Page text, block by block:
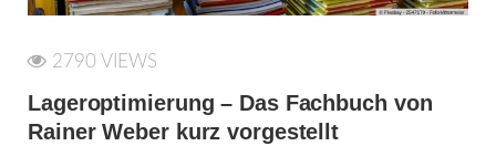
2790 VIEWS
Lageroptimierung – Das Fachbuch von
Rainer Weber kurz vorgestellt